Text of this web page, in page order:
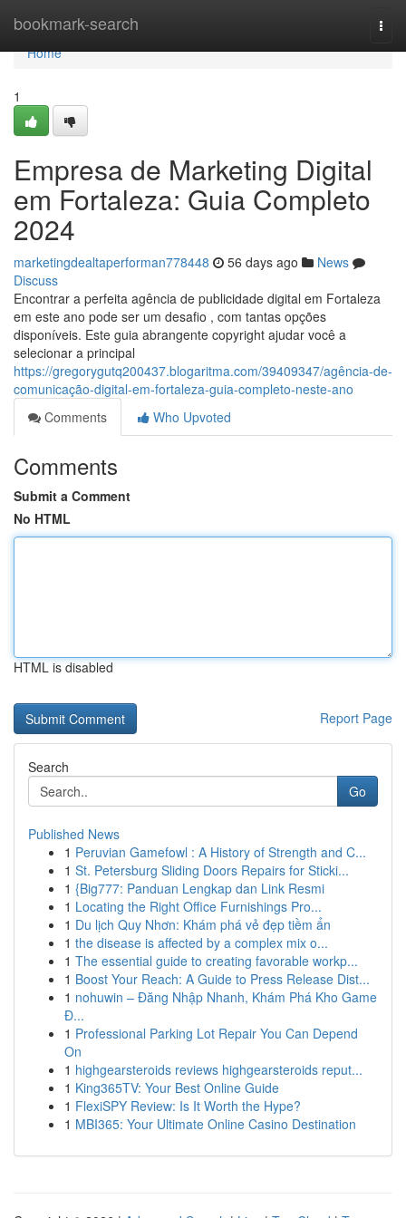
bookmark-search
Home
Home
1
Empresa de Marketing Digital
em Fortaleza: Guia Completo
2024
marketingdealtaperforman778448 56 days ago
News
Discuss
Encontrar a perfeita agência de publicidade digital em Fortaleza
em este ano pode ser um desafio , com tantas opções
disponíveis. Este guia abrangente copyright ajudar você a
selecionar a principal
https://gregorygutq200437.blogaritma.com/39409347/agência-de-
comunicação-digital-em-fortaleza-guia-completo-neste-ano
Comments
Who Upvoted
Comments
Submit a Comment
No HTML
HTML is disabled
Report Page
Search
Go
Published News
1 Peruvian Gamefowl : A History of Strength and C...
1 St. Petersburg Sliding Doors Repairs for Sticki...
1 {Big777: Panduan Lengkap dan Link Resmi
1 Locating the Right Office Furnishings Pro...
1 Du lịch Quy Nhơn: Khám phá vẻ đẹp tiềm ẩn
1 the disease is affected by a complex mix o...
1 The essential guide to creating favorable workp...
1 Boost Your Reach: A Guide to Press Release Dist...
1 nohuwin – Đăng Nhập Nhanh, Khám Phá Kho Game
Đ...
1 Professional Parking Lot Repair You Can Depend
On
1 highgearsteroids reviews highgearsteroids reput...
1 King365TV: Your Best Online Guide
1 FlexiSPY Review: Is It Worth the Hype?
1 MBI365: Your Ultimate Online Casino Destination